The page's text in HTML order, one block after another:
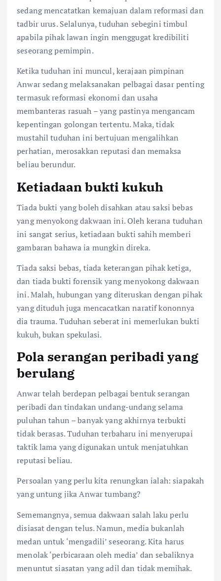
sedang mencatatkan kemajuan dalam reformasi dan
tadbir urus. Selalunya, tuduhan sebegini timbul
apabila pihak lawan ingin menggugat kredibiliti
seseorang pemimpin.
Ketika tuduhan ini muncul, kerajaan pimpinan
Anwar sedang melaksanakan pelbagai dasar penting
termasuk reformasi ekonomi dan usaha
membanteras rasuah – yang pastinya mengancam
kepentingan golongan tertentu. Maka, tidak
mustahil tuduhan ini bertujuan mengalihkan
perhatian, merosakkan reputasi dan memaksa
beliau berundur.
Ketiadaan bukti kukuh
Tiada bukti yang boleh disahkan atau saksi bebas
yang menyokong dakwaan ini. Oleh kerana tuduhan
ini sangat serius, ketiadaan bukti sahih memberi
gambaran bahawa ia mungkin direka.
Tiada saksi bebas, tiada keterangan pihak ketiga,
dan tiada bukti forensik yang menyokong dakwaan
ini. Malah, hubungan yang diteruskan dengan pihak
yang dituduh juga mencacatkan naratif kononnya
dia trauma. Tuduhan seberat ini memerlukan bukti
kukuh, bukan spekulasi.
Pola serangan peribadi yang
berulang
Anwar telah berdepan pelbagai bentuk serangan
peribadi dan tindakan undang-undang selama
puluhan tahun – banyak yang akhirnya terbukti
tidak berasas. Tuduhan terbaharu ini menyerupai
taktik lama yang digunakan untuk menjatuhkan
reputasi beliau.
Persoalan yang perlu kita renungkan ialah: siapakah
yang untung jika Anwar tumbang?
Sememangnya, semua dakwaan salah laku perlu
disiasat dengan telus. Namun, media bukanlah
medan untuk ‘mengadili’ seseorang. Kita harus
menolak ‘perbicaraan oleh media’ dan sebaliknya
menuntut siasatan yang adil dan tidak memihak.